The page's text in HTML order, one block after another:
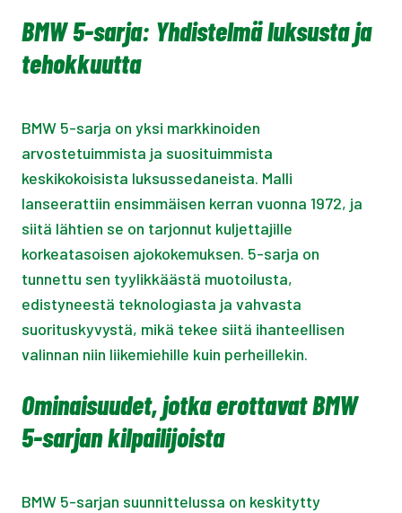
BMW 5-sarja: Yhdistelmä luksusta ja
tehokkuutta
BMW 5-sarja on yksi markkinoiden
arvostetuimmista ja suosituimmista
keskikokoisista luksussedaneista. Malli
lanseerattiin ensimmäisen kerran vuonna 1972, ja
siitä lähtien se on tarjonnut kuljettajille
korkeatasoisen ajokokemuksen. 5-sarja on
tunnettu sen tyylikkäästä muotoilusta,
edistyneestä teknologiasta ja vahvasta
suorituskyvystä, mikä tekee siitä ihanteellisen
valinnan niin liikemiehille kuin perheillekin.
Ominaisuudet, jotka erottavat BMW
5-sarjan kilpailijoista
BMW 5-sarjan suunnittelussa on keskitytty